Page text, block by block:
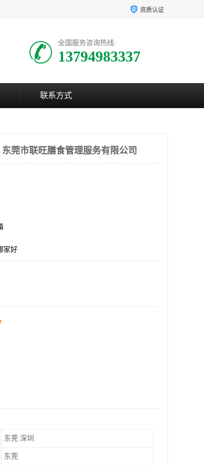
资质认证
全国服务咨询热线:
13794983337
联系方式
莞市联旺膳食管理服务有限公司
家好
东莞 深圳
东莞